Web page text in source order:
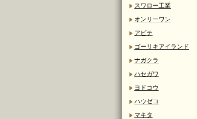
スワロー工業
オンリーワン
アビテ
ゴーリキアイランド
ナガクラ
ハセガワ
ヨドコウ
ハウゼコ
マキタ